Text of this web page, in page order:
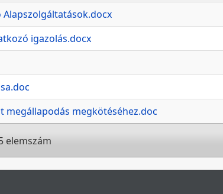
igazolás.docx
megállapodás megkötéséhez.doc
elemszám